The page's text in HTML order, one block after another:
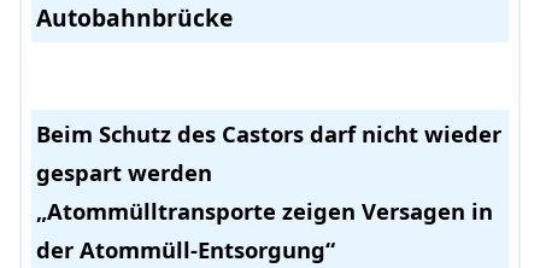
Autobahnbrücke
Beim Schutz des Castors darf nicht wieder
gespart werden
„Atommülltransporte zeigen Versagen in
der Atommüll-Entsorgung“